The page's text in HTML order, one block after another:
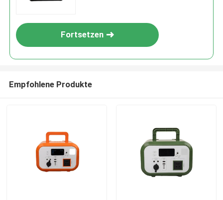
Fortsetzen
Empfohlene Produkte